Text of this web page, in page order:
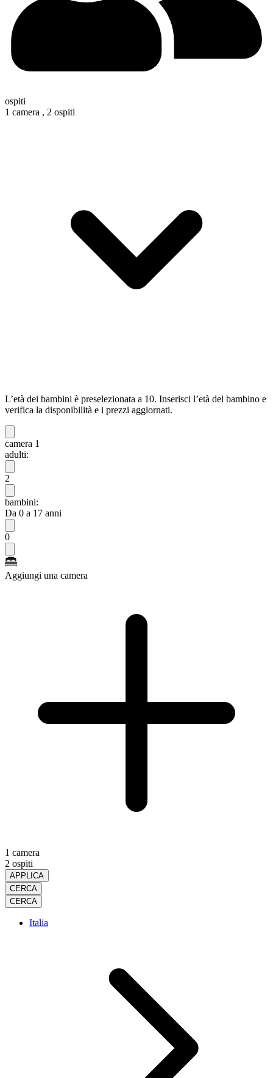
ospiti
1 camera , 2 ospiti
L’età dei bambini è preselezionata a 10. Inserisci l’età del bambino e
verifica la disponibilità e i prezzi aggiornati.
camera 1
adulti:
2
bambini:
Da 0 a 17 anni
0
Aggiungi una camera
1 camera
2 ospiti
APPLICA
CERCA
CERCA
Italia